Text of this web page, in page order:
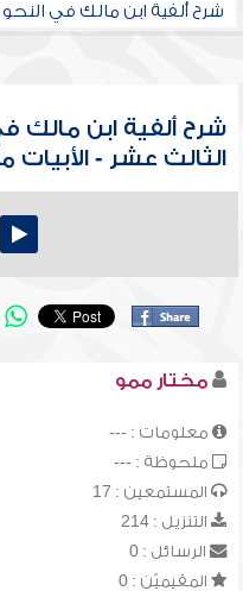
شرح ألفية ابن مالك في
شرح ألفية ابن مالك
الثالث عشر - الأبيات من
مختار ممو
معلومات : ---
ملحوظة : ---
المستمعين : 17
التنزيل : 214
الرسائل : 0
المقيميّن : 0